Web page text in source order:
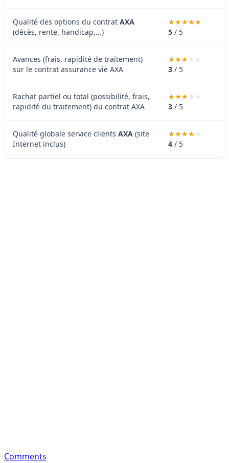
Qualité des options du contrat AXA
(décès, rente, handicap,...)
5 / 5
Avances (frais, rapidité de traitement)
sur le contrat assurance vie AXA
3 / 5
Rachat partiel ou total (possibilité, frais,
rapidité du traitement) du contrat AXA
3 / 5
Qualité globale service clients AXA (site
Internet inclus)
4 / 5
Comments